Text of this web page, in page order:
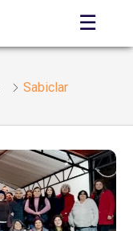
☰
Sabiclar